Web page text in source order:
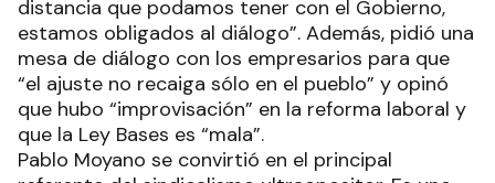
distancia que podamos tener con el Gobierno,
estamos obligados al diálogo”. Además, pidió una
mesa de diálogo con los empresarios para que
“el ajuste no recaiga sólo en el pueblo” y opinó
que hubo “improvisación” en la reforma laboral y
que la Ley Bases es “mala”.
Pablo Moyano se convirtió en el principal